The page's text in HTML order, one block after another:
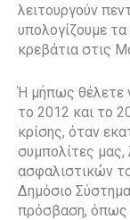
λειτουργούν
υπολογίζουμε
κρεβάτια στις
Ή μήπως θέλετε
το 2012 και το
κρίσης, όταν
συμπολίτες
ασφαλιστικών
Δημόσιο
πρόσβαση, όπως